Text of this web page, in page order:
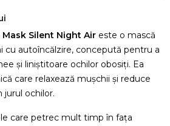
Mask Silent Night Air este o mască
cu autoîncălzire, concepută pentru a
și liniștitoare ochilor obosiți. Ea
care relaxează mușchii și reduce
jurul ochilor.
care petrec mult timp în fața